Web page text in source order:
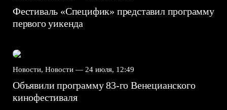
Фестиваль «Специфик» представил программу
первого уикенда
Новости, Новости — 24 июля, 12:49
Объявили программу 83-го Венецианского
кинофестиваля